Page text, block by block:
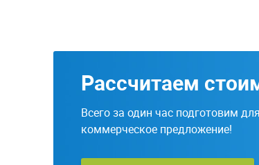
Рассчитаем
Всего за один час подготовим
коммерческое предложение!